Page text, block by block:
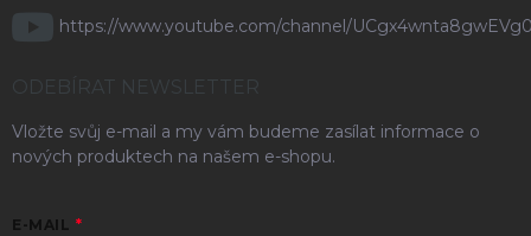
https://www.youtube.com/channel/
ODEBÍRAT NEWSLETTER
Vložte svůj e-mail a my vám budeme zasílat informace o
nových produktech na našem e-shopu.
E-MAIL